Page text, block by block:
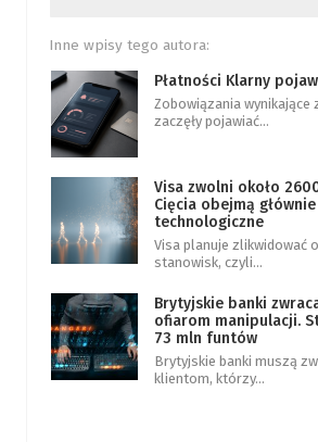
Inne wpisy tego autora:
Płatności Klarny
Zobowiązania wynikające
zaczęły pojawiać…
Visa zwolni około
Cięcia obejmą
technologiczne
Visa planuje zlikwidować
stanowisk, czyli…
Brytyjskie banki
ofiarom manipulacji.
73 mln funtów
Brytyjskie banki muszą
klientom, którzy…